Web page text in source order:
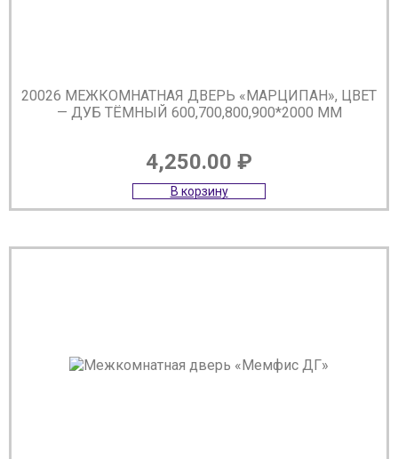
20026 МЕЖКОМНАТНАЯ ДВЕРЬ «МАРЦИПАН», ЦВЕТ
— ДУБ ТЁМНЫЙ 600,700,800,900*2000 ММ
4,250.00 ₽
В корзину